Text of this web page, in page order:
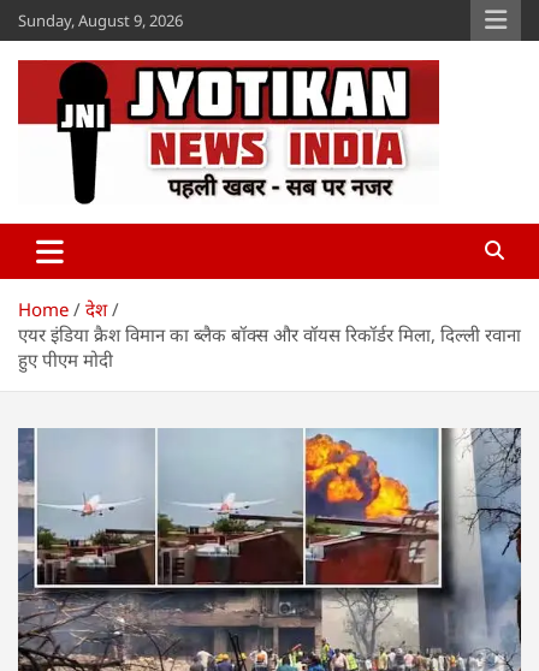
Skip
to
content
Sunday, August 9, 2026
Jyotikan
Home
देश
एयर इंडिया क्रैश विमान का ब्लैक बॉक्स और वॉयस रिकॉर्डर मिला, दिल्ली रवाना
हुए पीएम मोदी